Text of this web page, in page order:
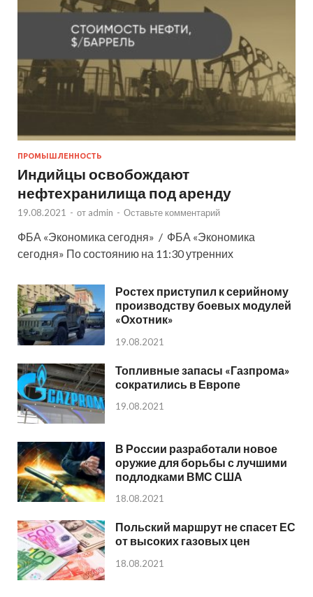
ПРОМЫШЛЕННОСТЬ
Индийцы освобождают
нефтехранилища под аренду
19.08.2021 - от admin - Оставьте комментарий
ФБА «Экономика сегодня» / ФБА «Экономика
сегодня» По состоянию на 11:30 утренних
Ростех приступил к серийному
производству боевых модулей
«Охотник»
19.08.2021
Топливные запасы «Газпрома»
сократились в Европе
19.08.2021
В России разработали новое
оружие для борьбы с лучшими
подлодками ВМС США
18.08.2021
Польский маршрут не спасет ЕС
от высоких газовых цен
18.08.2021